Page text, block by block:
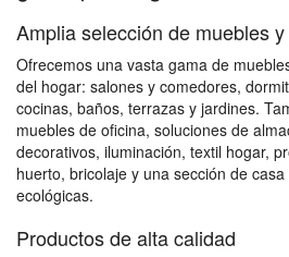
Amplia selección de muebles
Ofrecemos una vasta gama de
del hogar: salones y comedores,
cocinas, baños, terrazas y jardines.
muebles de oficina, soluciones de
decorativos, iluminación, textil hogar,
huerto, bricolaje y una sección de
ecológicas.
Productos de alta calidad